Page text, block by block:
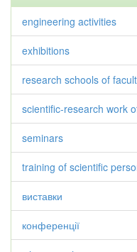
engineering activities
exhibitions
research schools of
scientific-research work
seminars
training of scientific
виставки
конференції